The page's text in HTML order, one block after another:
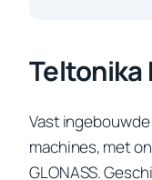
Teltonika
Vast
machines, met
GLONASS.